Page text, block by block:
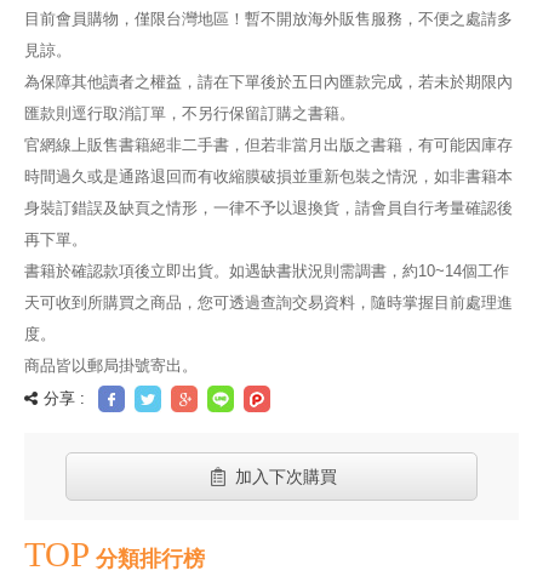
目前會員購物，僅限台灣地區！暫不開放海外販售服務，不便之處請多
見諒。
為保障其他讀者之權益，請在下單後於五日內匯款完成，若未於期限內
匯款則逕行取消訂單，不另行保留訂購之書籍。
官網線上販售書籍絕非二手書，但若非當月出版之書籍，有可能因庫存
時間過久或是通路退回而有收縮膜破損並重新包裝之情況，如非書籍本
身裝訂錯誤及缺頁之情形，一律不予以退換貨，請會員自行考量確認後
再下單。
書籍於確認款項後立即出貨。如遇缺書狀況則需調書，約10~14個工作
天可收到所購買之商品，您可透過查詢交易資料，隨時掌握目前處理進
度。
商品皆以郵局掛號寄出。
分享 :
加入下次購買
TOP 分類排行榜